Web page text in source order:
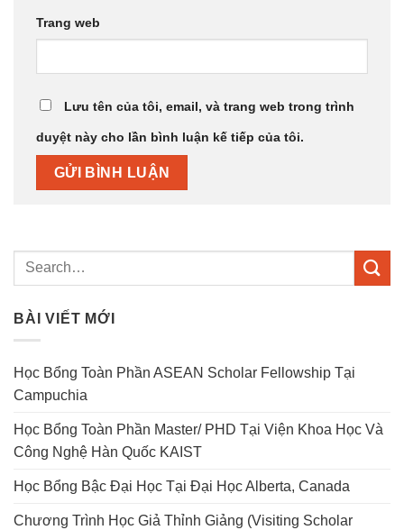
Trang web
Lưu tên của tôi, email, và trang web trong trình
duyệt này cho lần bình luận kế tiếp của tôi.
BÀI VIẾT MỚI
Học Bổng Toàn Phần ASEAN Scholar Fellowship Tại
Campuchia
Học Bổng Toàn Phần Master/ PHD Tại Viện Khoa Học Và
Công Nghệ Hàn Quốc KAIST
Học Bổng Bậc Đại Học Tại Đại Học Alberta, Canada
Chương Trình Học Giả Thỉnh Giảng (Visiting Scholar